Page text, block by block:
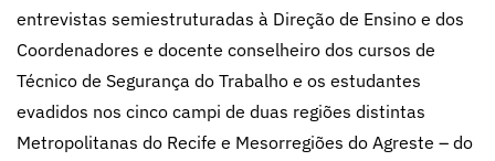
entrevistas semiestruturadas à Direção de Ensino e dos
Coordenadores e docente conselheiro dos cursos de
Técnico de Segurança do Trabalho e os estudantes
evadidos nos cinco campi de duas regiões distintas
Metropolitanas do Recife e Mesorregiões do Agreste – do